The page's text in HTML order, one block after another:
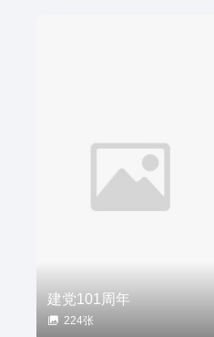
建党101周年
224张